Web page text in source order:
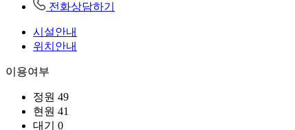
전화상담하기
시설안내
위치안내
이용여부
정원 49
현원 41
대기
0